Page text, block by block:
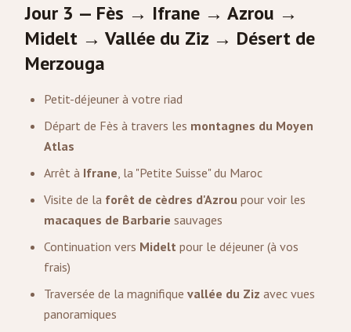
Jour 3 — Fès → Ifrane → Azrou →
Midelt → Vallée du Ziz → Désert de
Merzouga
Petit-déjeuner à votre riad
Départ de Fès à travers les montagnes du Moyen
Atlas
Arrêt à Ifrane, la "Petite Suisse" du Maroc
Visite de la forêt de cèdres d'Azrou pour voir les
macaques de Barbarie sauvages
Continuation vers Midelt pour le déjeuner (à vos
frais)
Traversée de la magnifique vallée du Ziz avec vues
panoramiques